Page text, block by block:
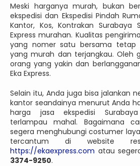
Meski harganya murah, bukan
ekspedisi dan Ekspedisi Pindah
Kantor, Kos, Kontrakan Surabaya
Express murahan. Kualitas
yang nomer satu bersama tetap
yang murah dan terjangkau. Oleh
orang yang yakin dan
Eka Express.
Selain itu, Anda juga bisa jalankan
kantor seandainya menurut Anda
harga jasa ekspedisi
terlampau mahal. Bagaimana
segera menghubungi costumer
tercantum di website
https://ekaexpress.com atau
3374-9250.